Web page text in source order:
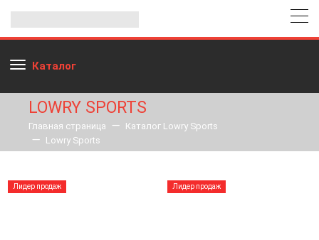
Каталог
LOWRY SPORTS
Главная страница
Каталог Lowry Sports
Lowry Sports
Лидер продаж Лидер продаж